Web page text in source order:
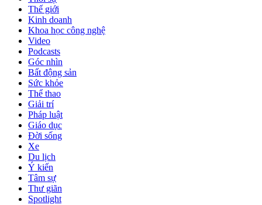
Thế giới
Kinh doanh
Khoa học công nghệ
Video
Podcasts
Góc nhìn
Bất động sản
Sức khỏe
Thể thao
Giải trí
Pháp luật
Giáo dục
Đời sống
Xe
Du lịch
Ý kiến
Tâm sự
Thư giãn
Spotlight